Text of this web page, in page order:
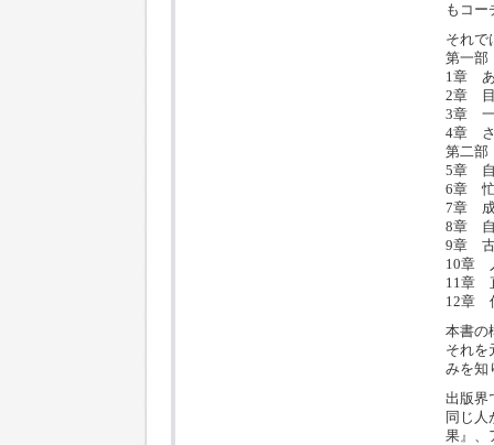
もコー
それで
第一部
1章 あ
2章 目
3章 一
4章 さ
第二部
5章 自
6章 忙
7章 成
8章 自
9章 古
10章
11章
12章
本書の
それを
みを知
出版界
同じ
果』、